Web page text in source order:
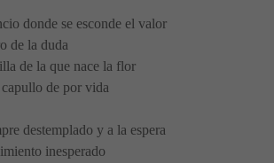
donde se esconde el valor
de la duda
de la que nace la flor
de por vida
destemplado y a la espera
inesperado